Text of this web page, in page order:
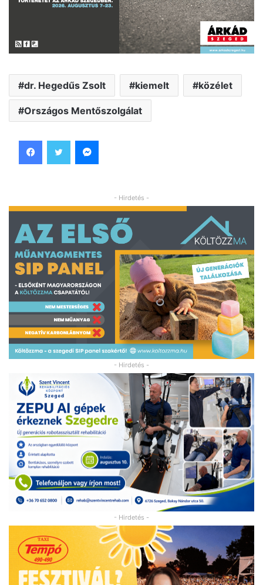
dr. Hegedűs Zsolt kiemelt közélet
Országos Mentőszolgálat
- Hirdetés -
- Hirdetés -
- Hirdetés -